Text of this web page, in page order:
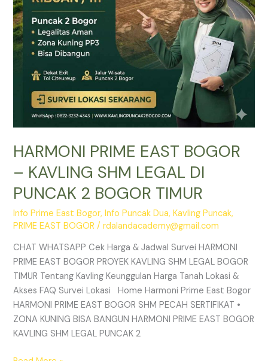
HARMONI PRIME EAST BOGOR
– KAVLING SHM LEGAL DI
PUNCAK 2 BOGOR TIMUR
Info Prime East Bogor,Info Puncak Dua,Kavling Puncak,
PRIME EAST BOGOR /rdalandacademy@gmail.com
CHAT WHATSAPP Cek Harga & Jadwal Survei HARMONI
PRIME EAST BOGOR PROYEK KAVLING SHM LEGAL BOGOR
TIMUR Tentang Kavling Keunggulan Harga Tanah Lokasi &
Akses FAQ Survei Lokasi Home Harmoni Prime East Bogor
HARMONI PRIME EAST BOGOR SHM PECAH SERTIFIKAT •
ZONA KUNING BISA BANGUN HARMONI PRIME EAST BOGOR
KAVLING SHM LEGAL PUNCAK 2
DI
PUNCAK
2
BOGOR